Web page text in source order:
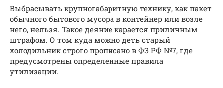
Выбрасывать крупногабаритную технику, как пакет
обычного бытового мусора в контейнер или возле
него, нельзя. Такое деяние карается приличным
штрафом. О том куда можно деть старый
холодильник строго прописано в ФЗ РФ №7, где
предусмотрены определенные правила
утилизации.